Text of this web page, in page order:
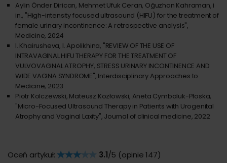
Aylin Önder Dirican, Mehmet Ufuk Ceran, Oğuzhan Kahraman, i
in., "High-intensity focused ultrasound (HIFU) for the treatment of
female urinary incontinence: A retrospective analysis",
Medicine, 2024
I. Khairusheva, I. Apolikhina, "REVIEW OF THE USE OF
INTRAVAGINAL HIFU THERAPY FOR THE TREATMENT OF
VULVOVAGINAL ATROPHY, STRESS URINARY INCONTINENCE AND
WIDE VAGINA SYNDROME", Interdisciplinary Approaches to
Medicine, 2023
Piotr Kolczewski, Mateusz Kozłowski, Aneta Cymbaluk-Płoska,
"Micro-Focused Ultrasound Therapy in Patients with Urogenital
Atrophy and Vaginal Laxity", Journal of clinical medicine, 2022
Oceń artykuł: 3.1/5 (opinie147)